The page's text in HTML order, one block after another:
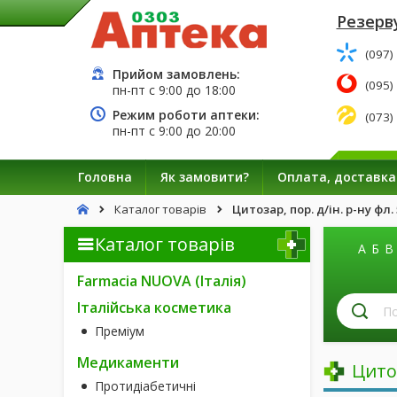
Прийом замовлень:
пн-пт с9:00 до 18:00
Режим роботи аптеки:
пн-пт с9:00 до 20:00
(097)
(095)
(073)
Головна Як замовити? Оплата, доставка
Каталог товарів Цитозар, пор. д/ін. р-ну фл.
Каталог товарів
Farmacia NUOVA (Італія)
Італійська косметика
Преміум
Медикаменти
Протидіабетичні
А Б В
за